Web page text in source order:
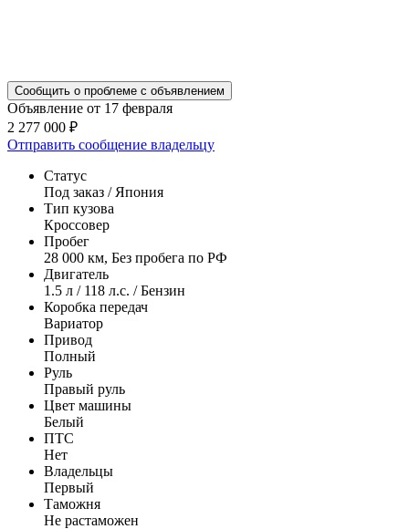
Сообщить о проблеме с объявлением
Объявление от 17 февраля
2 277 000 ₽
Отправить сообщение владельцу
Статус
Под заказ / Япония
Тип кузова
Кроссовер
Пробег
28 000 км, Без пробега по РФ
Двигатель
1.5 л / 118 л.с. / Бензин
Коробка передач
Вариатор
Привод
Полный
Руль
Правый руль
Цвет машины
Белый
ПТС
Нет
Владельцы
Первый
Таможня
Не растаможен